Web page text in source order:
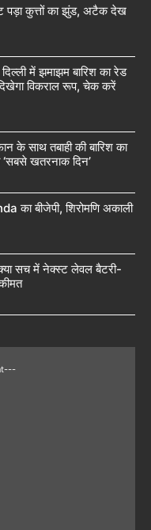
कुत्तों का झुंड, अटैक देख
में झमाझम बारिश का रेड
विकराल रूप, चेक करें
साथ तबाही की बारिश का
‘सबसे खतरनाक दिन’
बीजेपी, शिरोमणि अकाली
सच में नेक्स्ट लेवल बैटरी-